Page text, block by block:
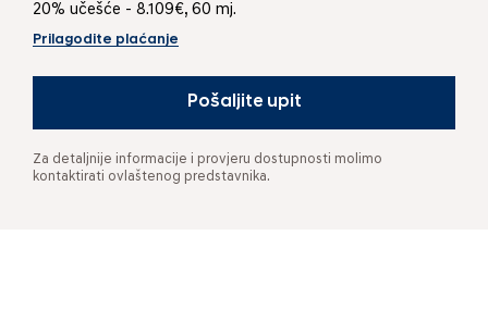
20% učešće - 8.109€, 60 mj.
Prilagodite plaćanje
Pošaljite upit
Za detaljnije informacije i provjeru dostupnosti molimo
kontaktirati ovlaštenog predstavnika.